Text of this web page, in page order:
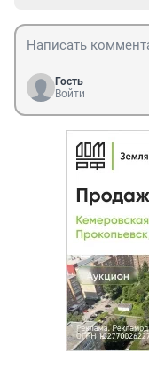
Гость
Войти